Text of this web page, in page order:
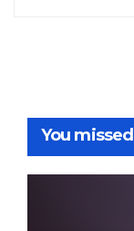
You missed